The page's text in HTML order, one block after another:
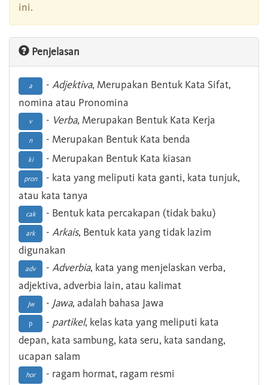
ini.
Penjelasan
a - Adjektiva, Merupakan Bentuk Kata Sifat,
nomina atau Pronomina
v - Verba, Merupakan Bentuk Kata Kerja
n - Merupakan Bentuk Kata benda
ki - Merupakan Bentuk Kata kiasan
pron
- kata yang meliputi kata ganti, kata tunjuk,
atau kata tanya
cak - Bentuk kata percakapan (tidak baku)
ark - Arkais, Bentuk kata yang tidak lazim
digunakan
adv - Adverbia, kata yang menjelaskan verba,
adjektiva, adverbia lain, atau kalimat
Jw - Jawa, adalah bahasa Jawa
p - partikel, kelas kata yang meliputi kata
depan, kata sambung, kata seru, kata sandang,
ucapan salam
hor - ragam hormat, ragam resmi